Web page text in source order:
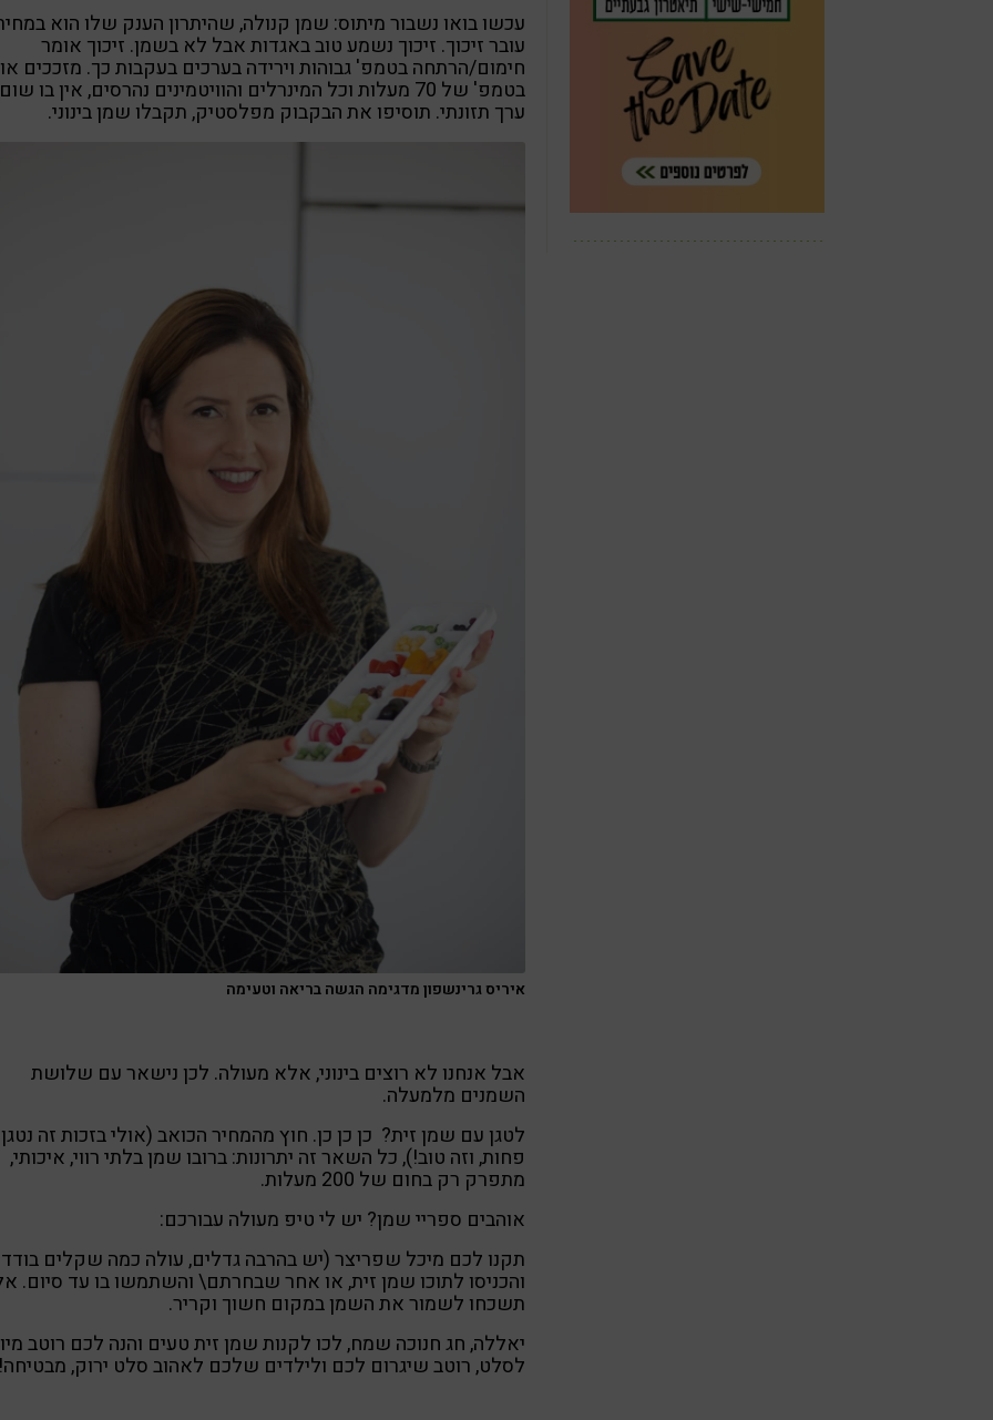
עכשו בואו נשבור מיתוס: שמן קנולה, שהיתרון הענק שלו הוא
עובר זיכוך. זיכוך נשמע טוב באגדות אבל לא בשמן. זיכוך אומר
חימום/הרתחה בטמפ' גבוהות וירידה בערכים בעקבות כך. מזככים
בטמפ' של 70 מעלות וכל המינרלים והוויטמינים נהרסים, אין בו שום
ערך תזונתי. תוסיפו את הבקבוק מפלסטיק, תקבלו שמן בינוני.
איריס גרינשפון מדגימה הגשה בריאה וטעימה
אבל אנחנו לא רוצים בינוני, אלא מעולה. לכן נישאר עם שלושת
השמנים מלמעלה.
לטגן עם שמן זית? כן כן כן. חוץ מהמחיר הכואב (אולי בזכות זה נטגן
פחות, וזה טוב!), כל השאר זה יתרונות: ברובו שמן בלתי רווי, איכותי,
מתפרק רק בחום של 200 מעלות.
אוהבים ספריי שמן? יש לי טיפ מעולה עבורכם:
תקנו לכם מיכל שפריצר (יש בהרבה גדלים, עולה כמה שקלים
והכניסו לתוכו שמן זית, או אחר שבחרתם\ והשתמשו בו עד סיום.
תשכחו לשמור את השמן במקום חשוך וקריר.
יאללה, חג חנוכה שמח, לכו לקנות שמן זית טעים והנה לכם רוטב
לסלט, רוטב שיגרום לכם ולילדים שלכם לאהוב סלט ירוק,